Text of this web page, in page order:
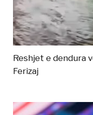
Reshjet e dendura
Ferizaj